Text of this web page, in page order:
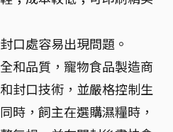
口處容易出現問題。
和品質，寵物食品製造商
封口技術，並嚴格控制生
時，飼主在選購濕糧時，